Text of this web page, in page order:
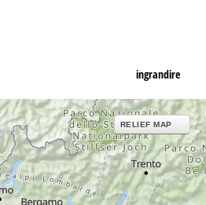
ingrandire
RELIEF MAP